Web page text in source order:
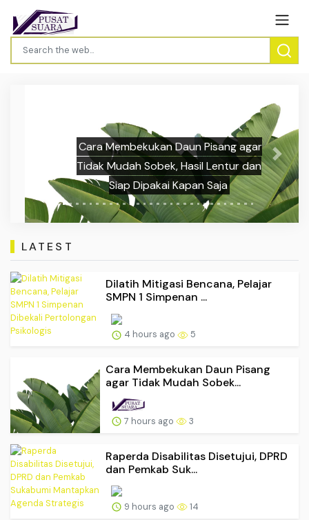
Cara Membekukan Daun Pisang agar
Tidak Mudah Sobek, Hasil Lentur dan
Siap Dipakai Kapan Saja
Next
LATEST
Dilatih Mitigasi Bencana, Pelajar
SMPN 1 Simpenan ...
4 hours ago 5
Cara Membekukan Daun Pisang
agar Tidak Mudah Sobek...
7 hours ago 3
Raperda Disabilitas Disetujui, DPRD
dan Pemkab Suk...
9 hours ago 14